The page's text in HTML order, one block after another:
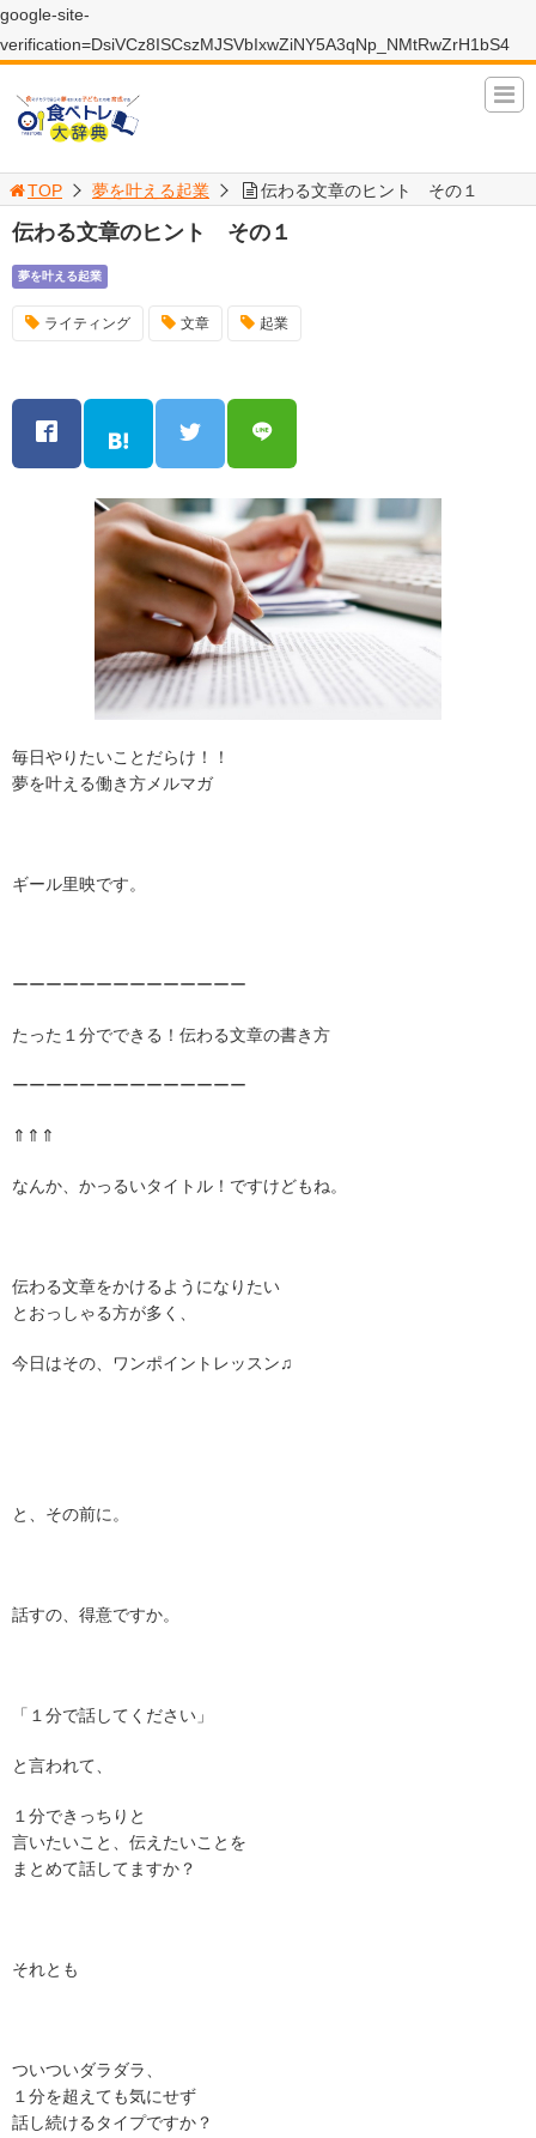
google-site-
verification=DsiVCz8ISCszMJSVbIxwZiNY5A3qNp_NMtRwZrH1bS4
TOP 夢を叶える起業 伝わる文章のヒント その１
伝わる文章のヒント その１
夢を叶える起業
ライティング 文章 起業
毎日やりたいことだらけ！！
夢を叶える働き方メルマガ
ギール里映です。
ーーーーーーーーーーーーーー
たった１分でできる！伝わる文章の書き方
ーーーーーーーーーーーーーー
⇑⇑⇑
なんか、かっるいタイトル！ですけどもね。
伝わる文章をかけるようになりたい
とおっしゃる方が多く、
今日はその、ワンポイントレッスン♫
と、その前に。
話すの、得意ですか。
「１分で話してください」
と言われて、
１分できっちりと
言いたいこと、伝えたいことを
まとめて話してますか？
それとも
ついついダラダラ、
１分を超えても気にせず
話し続けるタイプですか？